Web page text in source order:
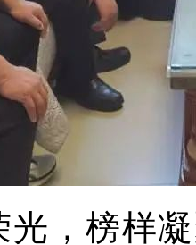
光，榜样